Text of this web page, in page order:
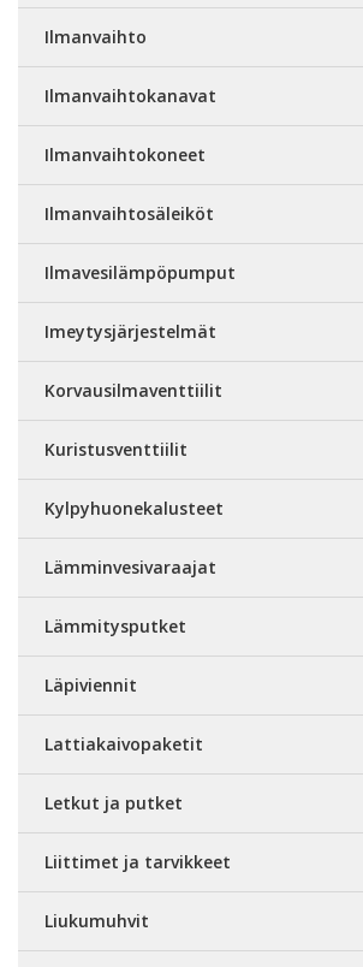
Ilmanvaihto
Ilmanvaihtokanavat
Ilmanvaihtokoneet
Ilmanvaihtosäleiköt
Ilmavesilämpöpumput
Imeytysjärjestelmät
Korvausilmaventtiilit
Kuristusventtiilit
Kylpyhuonekalusteet
Lämminvesivaraajat
Lämmitysputket
Läpiviennit
Lattiakaivopaketit
Letkut ja putket
Liittimet ja tarvikkeet
Liukumuhvit